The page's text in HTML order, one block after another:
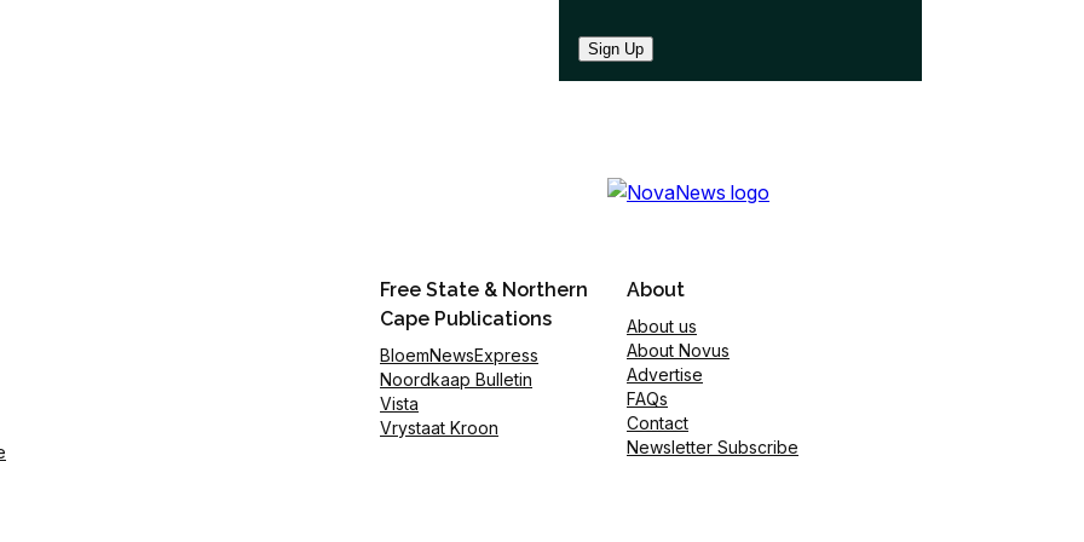
Sign Up
Free State & Northern
Cape Publications
BloemNewsExpress
Noordkaap Bulletin
Vista
Vrystaat Kroon
About
About us
About Novus
Advertise
FAQs
Contact
Newsletter Subscribe